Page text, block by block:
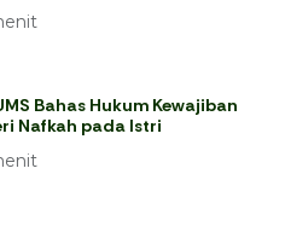
Bahas Hukum Kewajiban
Nafkah pada Istri